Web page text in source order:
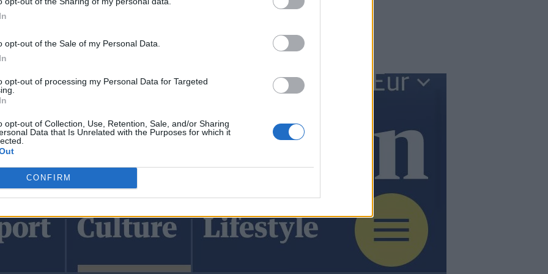
opt-out of the Sale of my Personal Data.
opt-out of processing my Personal Data for Targeted
opt-out of Collection, Use, Retention, Sale, and/or Sharing
Data that Is Unrelated with the Purposes for which it
CONFIRM
των Γλυπτών του Παρθενώνα.
κατά την οποία το Χόλιγουντ εμφανίζεται ιδιαίτερα ευαισθητοποιημένο σε
Ελλήνων από το καστ δεν περνά απαρατήρητη στην Ελλάδα.
στην Αθήνα, οι οποίοι θεωρούν ότι οι ελληνικές ιστορίες αντιμετωπίζονται
πολιτισμικές παραδόσεις.